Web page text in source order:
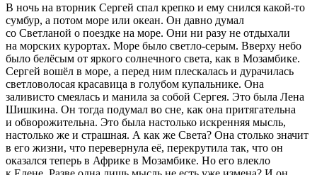
В ночь на вторник Сергей спал крепко и ему снился какой-то
сумбур, а потом море или океан. Он давно думал
со Светланой о поездке на море. Они ни разу не отдыхали
на морских курортах. Море было светло-серым. Вверху небо
было белёсым от яркого солнечного света, как в Мозамбике.
Сергей вошёл в море, а перед ним плескалась и дурачилась
светловолосая красавица в голубом купальнике. Она
заливисто смеялась и манила за собой Сергея. Это была Лена
Шишкина. Он тогда подумал во сне, как она притягательна
и обворожительна. Это была настолько искренняя мысль,
настолько же и страшная. А как же Света? Она столько значит
в его жизни, что перевернула её, перекрутила так, что он
оказался теперь в Африке в Мозамбике. Но его влекло